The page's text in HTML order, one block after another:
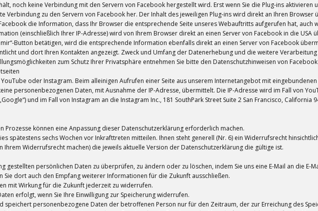
noch keine Verbindung mit den Servern von Facebook hergestellt wird. Erst wenn Sie die Plug-ins
zu den Servern von Facebook her. Der Inhalt des jeweiligen Plug-ins wird direkt an Ihren Browser
die Information, dass Ihr Browser die entsprechende Seite unseres Webauftritts aufgerufen hat, auch
(einschließlich Ihrer IP-Adresse) wird von Ihrem Browser direkt an einen Server von Facebook in die
mir“-Button betätigen, wird die entsprechende Information ebenfalls direkt an einen Server von Facebook
und dort Ihren Kontakten angezeigt. Zweck und Umfang der Datenerhebung und die weitere
zum Schutz Ihrer Privatsphäre entnehmen Sie bitte den Datenschutzhinweisen von
oder Instagram. Beim alleinigen Aufrufen einer Seite aus unserem Internetangebot mit
personenbezogenen Daten, mit Ausnahme der IP-Adresse, übermittelt. Die IP-Adresse wird im Fall von
und im Fall von Instagram an die Instagram Inc., 181 SouthPark Street Suite 2 San Francisco, California
können eine Anpassung dieser Datenschutzerklärung erforderlich machen.
spätestens sechs Wochen vor Inkrafttreten mitteilen. Ihnen steht generell (Nr. 6) ein Widerrufsrecht
Ihrem Widerrufsrecht machen) die jeweils aktuelle Version der Datenschutzerklärung die gültige ist.
gestellten persönlichen Daten zu überprüfen, zu ändern oder zu löschen, indem Sie uns eine E-Mail an die E-
Sie dort auch den Empfang weiterer Informationen für die Zukunft ausschließen.
mit Wirkung für die Zukunft jederzeit zu widerrufen.
erfolgt, wenn Sie Ihre Einwilligung zur Speicherung widerrufen.
personenbezogene Daten der betroffenen Person nur für den Zeitraum, der zur Erreichung des